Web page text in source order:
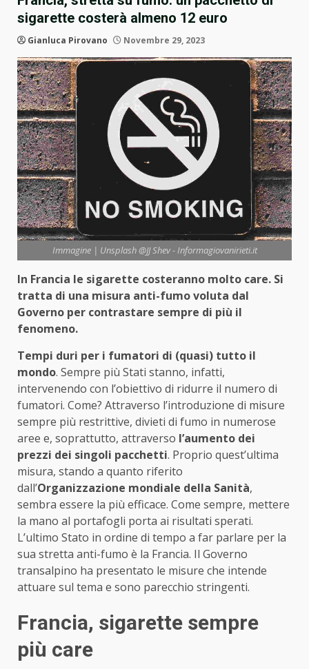
sigarette costerà almeno 12 euro
Gianluca Pirovano Novembre 29, 2023
Immagine | Unsplash @JJ Shev - Informagiovanirieti.it
In Francia le sigarette costeranno molto care. Si
tratta di una misura anti-fumo voluta dal
Governo per contrastare sempre di più il
fenomeno.
Tempi duri per i fumatori di (quasi) tutto il
mondo. Sempre più Stati stanno, infatti,
intervenendo con l’obiettivo di ridurre il numero di
fumatori. Come? Attraverso l’introduzione di misure
sempre più restrittive, divieti di fumo in numerose
aree e, soprattutto, attraverso l’aumento dei
prezzi dei singoli pacchetti. Proprio quest’ultima
misura, stando a quanto riferito
dall’Organizzazione mondiale della Sanità,
sembra essere la più efficace. Come sempre, mettere
la mano al portafogli porta ai risultati sperati.
L’ultimo Stato in ordine di tempo a far parlare per la
sua stretta anti-fumo è la Francia. Il Governo
transalpino ha presentato le misure che intende
attuare sul tema e sono parecchio stringenti.
Francia, sigarette sempre
più care